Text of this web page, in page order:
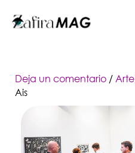
Deja un comentario / Arte
Ais